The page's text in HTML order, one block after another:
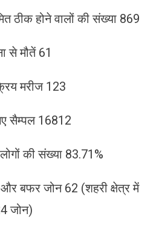
ठीक होने वालों की संख्या 869
से मौतें 61
मरीज 123
सैम्पल 16812
की संख्या 83.71%
बफर जोन 62 (शहरी क्षेत्र में
जोन)